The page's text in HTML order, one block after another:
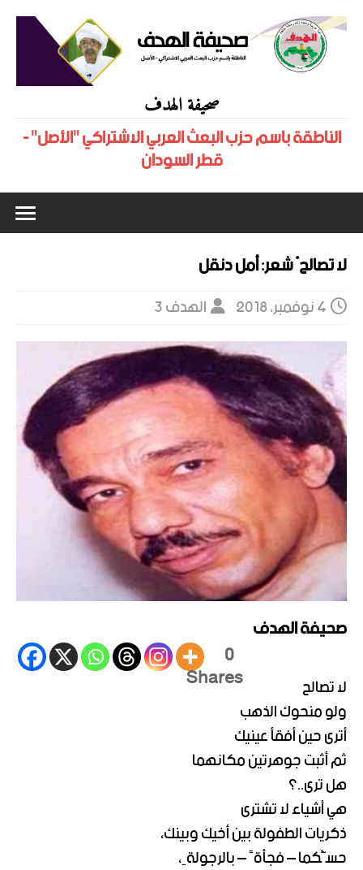
صحيفة الهدف
الناطقة باسم حزب البعث العربي الاشتراكي "الأصل" -
قطر السودان
لا تصالحْ شعر: أمل دنقل
4 نوفمبر، 2018 الهدف 3
صحيفة الهدف
0
Shares لا تصالح
ولو منحوك الذهب
أترى حين أفقأ عينيك
ثم أثبت جوهرتين مكانهما
هل ترى..؟
هي أشياء لا تشترى
ذكريات الطفولة بين أخيك وبينك،
حسُّكما – فجأةً – بالرجولةِ،